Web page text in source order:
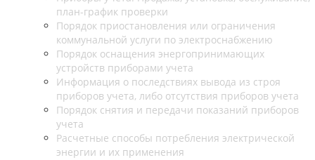
план-график проверки
Порядок приостановления или ограничения
коммунальной услуги по электроснабжению
Порядок оснащения энергопринимающих
устройств приборами учета
Информация о последствиях вывода из строя
приборов учета, либо отсутствия приборов учета
Порядок снятия и передачи показаний приборов
учета
Расчетные способы потребления электрической
энергии и их применения